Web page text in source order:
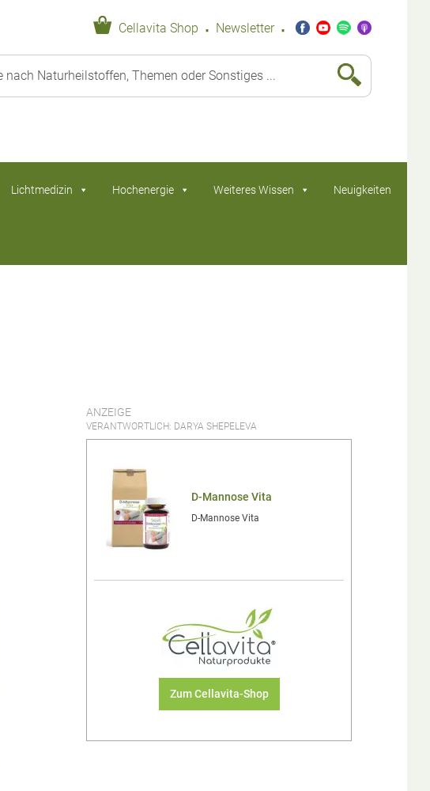
Cellavita Shop · Newsletter ·
Lichtmedizin Hochenergie Weiteres Wissen Neuigkeiten
ANZEIGE
VERANTWORTLICH: DARYA SHEPELEVA
D-Mannose Vita
D-Mannose Vita
Zum Cellavita-Shop